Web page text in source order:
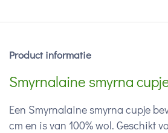
Product informatie
Smyrnalaine smyrna
Een Smyrnalaine smyrna cupje
cm en is van 100% wol. Geschikt